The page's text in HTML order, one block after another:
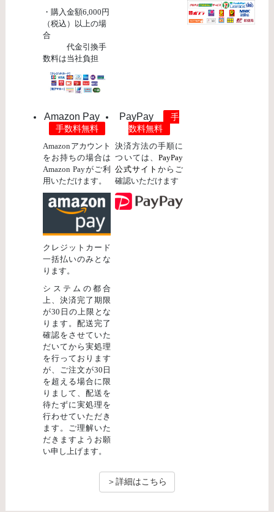
・購入金額6,000円
（税込）以上の場
合
代金引換手
数料は当社負担
Amazon Pay
手数料無料
Amazonアカウント
をお持ちの場合は
Amazon Payがご利
用いただけます。
クレジットカード
一括払いのみとな
ります。
システムの都合
上、決済完了期限
が30日の上限とな
ります。配送完了
確認をさせていた
だいてから実処理
を行っております
が、ご注文が30日
を超える場合に限
りまして、配送を
待たずに実処理を
行わせていただき
ます。ご理解いた
だきますようお願
い申し上げます。
PayPay
手
数料無料
決済方法の手順に
ついては、PayPay
公式サイトからご
確認いただけます
＞詳細はこちら